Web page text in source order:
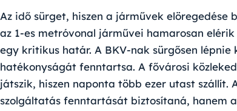
Az idő sürget, hiszen a járművek
az 1-es metróvonal járművei hamarosan
egy kritikus határ. A BKV-nak sürgősen
hatékonyságát fenntartsa. A fővárosi
játszik, hiszen naponta több ezer utast szállít.
szolgáltatás fenntartását biztosítaná, hanem